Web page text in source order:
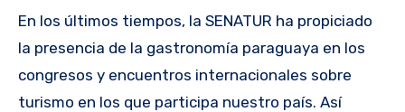
En los últimos tiempos, la SENATUR ha propiciado
la presencia de la gastronomía paraguaya en los
congresos y encuentros internacionales sobre
turismo en los que participa nuestro país. Así